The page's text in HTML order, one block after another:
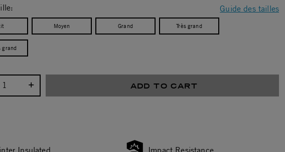
Guide des tailles
Moyen Grand Très grand
grand
ADD TO CART
Insulated Impact Resistance